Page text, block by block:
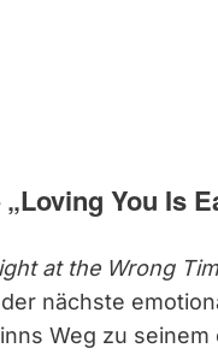
You Is
at the Wrong
nächste
Weg zu seinem